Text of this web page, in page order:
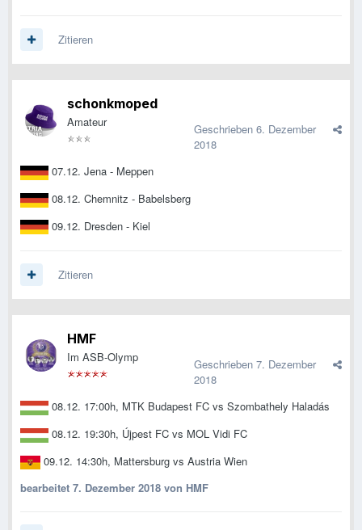
Zitieren
schonkmoped
Amateur Geschrieben 6. Dezember
2018
07.12. Jena - Meppen
08.12. Chemnitz - Babelsberg
09.12. Dresden - Kiel
Zitieren
HMF
Im ASB-Olymp Geschrieben 7. Dezember
2018
08.12. 17:00h, MTK Budapest FC vs Szombathely Haladás
08.12. 19:30h, Újpest FC vs MOL Vidi FC
09.12. 14:30h, Mattersburg vs Austria Wien
bearbeitet 7. Dezember 2018 von HMF